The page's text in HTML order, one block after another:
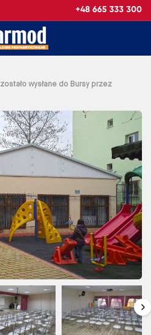
+48 665 333 300
wysłane do Bursy przez